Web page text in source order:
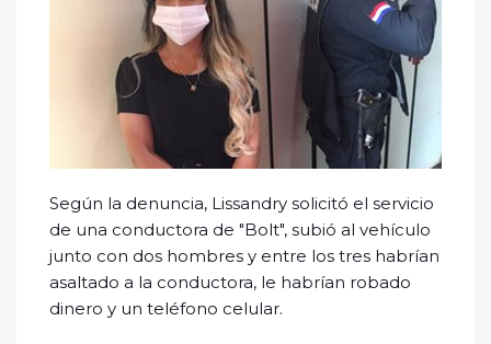
Según la denuncia, Lissandry solicitó el servicio
de una conductora de "Bolt", subió al vehículo
junto con dos hombres y entre los tres habrían
asaltado a la conductora, le habrían robado
dinero y un teléfono celular.